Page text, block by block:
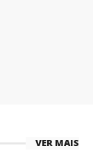
VER MAIS